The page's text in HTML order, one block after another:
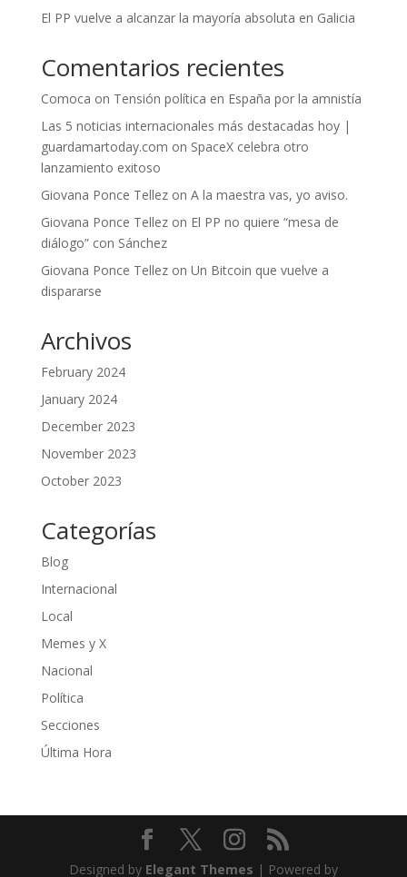
El PP vuelve a alcanzar la mayoría absoluta en Galicia
Comentarios recientes
Comoca on Tensión política en España por la amnistía
Las 5 noticias internacionales más destacadas hoy |
guardamartoday.com on SpaceX celebra otro
lanzamiento exitoso
Giovana Ponce Tellezon A la maestra vas, yo aviso.
Giovana Ponce Tellezon El PP no quiere “mesa de
diálogo” con Sánchez
Giovana Ponce Tellezon Un Bitcoin que vuelve a
dispararse
Archivos
February 2024
January 2024
December 2023
November 2023
October 2023
Categorías
Blog
Internacional
Local
Memes y X
Nacional
Política
Secciones
Última Hora
Designed by Elegant Themes | Powered by